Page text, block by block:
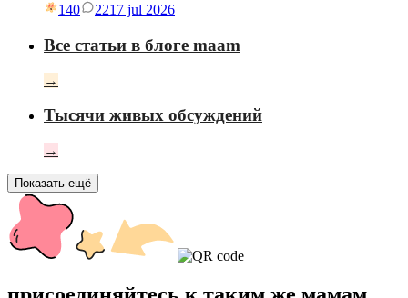
140 2217 jul 2026
Все статьи в блоге maam
→
Тысячи живых обсуждений
→
Показать ещё